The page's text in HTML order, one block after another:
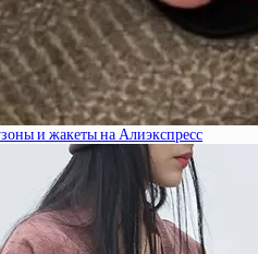
и жакеты на Алиэкспресс